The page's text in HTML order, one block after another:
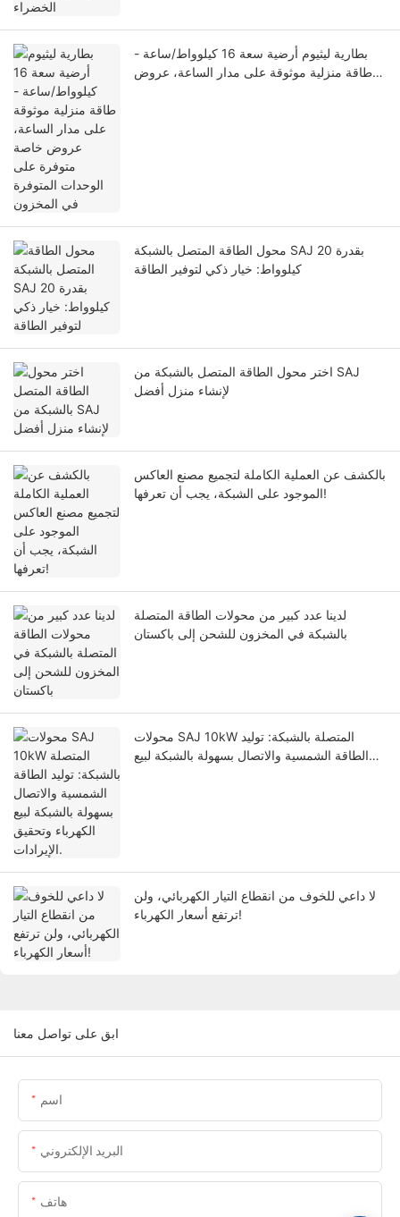
بطارية ليثيوم أرضية سعة 16 كيلوواط/ساعة -
طاقة منزلية موثوقة على مدار الساعة، عروض
محول الطاقة المتصل بالشبكة SAJ بقدرة 20
كيلوواط: خيار ذكي لتوفير الطاقة
اختر محول الطاقة المتصل بالشبكة من SAJ
لإنشاء منزل أفضل
بالكشف عن العملية الكاملة لتجميع مصنع العاكس
الموجود على الشبكة، يجب أن تعرفها!
لدينا عدد كبير من محولات الطاقة المتصلة
بالشبكة في المخزون للشحن إلى باكستان
محولات SAJ 10kW المتصلة بالشبكة: توليد
الطاقة الشمسية والاتصال بسهولة بالشبكة لبيع
لا داعي للخوف من انقطاع التيار الكهربائي، ولن
ترتفع أسعار الكهرباء!
ابق على تواصل معنا
اسم
البريد الإلكتروني
هاتف